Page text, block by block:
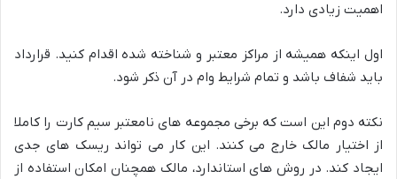
اهمیت زیادی دارد.
اول اینکه همیشه از مراکز معتبر و شناخته شده اقدام کنید. قرارداد
باید شفاف باشد و تمام شرایط وام در آن ذکر شود.
نکته دوم این است که برخی مجموعه های نامعتبر سیم کارت را کاملا
از اختیار مالک خارج می کنند. این کار می تواند ریسک های جدی
ایجاد کند. در روش های استاندارد، مالک همچنان امکان استفاده از